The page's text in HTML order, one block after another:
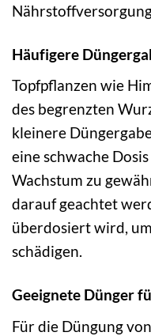
Häufigere
Topfpflanzen wie
des begrenzten
kleinere
eine schwache
Wachstum zu
darauf geachtet
überdosiert wird,
schädigen.
Geeignete Dünger
Für die Düngung